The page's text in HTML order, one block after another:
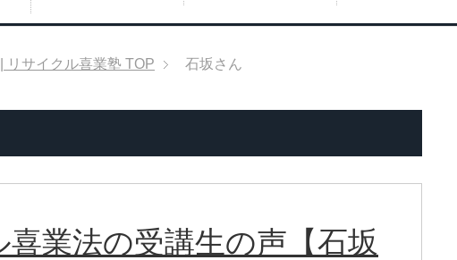
リサイクル喜業塾 TOP 石坂さん
業法の受講生の声【石坂